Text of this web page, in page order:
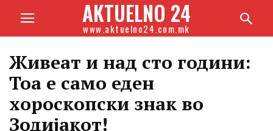
AKTUELNO 24
www.aktuelno24.com.mk
Живеат и над сто години:
Тоа е само еден
хороскопски знак во
Зодијакот!